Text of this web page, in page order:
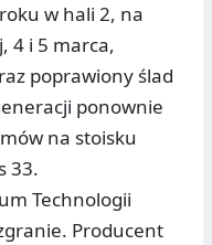
w hali 2, na
4 i 5 marca,
poprawiony ślad
ponownie
na stoisku
33.
Technologii
Producent